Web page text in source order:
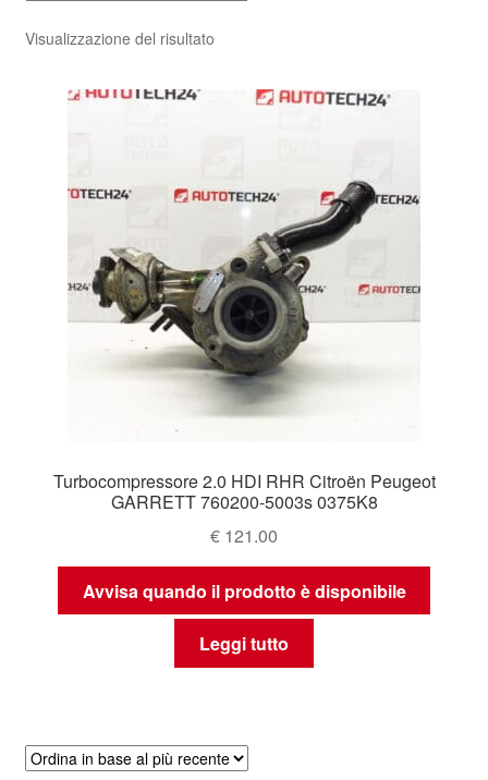
Visualizzazione del risultato
Turbocompressore 2.0 HDI RHR Citroën Peugeot
GARRETT 760200-5003s 0375K8
€ 121.00
Avvisa quando il prodotto è disponibile
Leggi tutto